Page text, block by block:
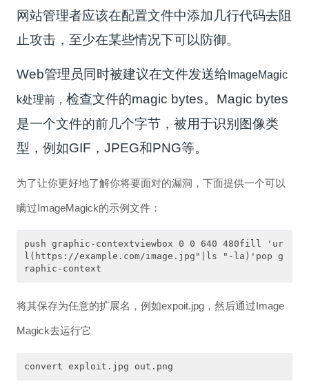
网站管理者应该在配置文件中添加几行代码去阻
止攻击，至少在某些情况下可以防御。
Web管理员同时被建议在文件发送给 ImageMagic
k处理前，检查文件的magic bytes。Magic bytes
是一个文件的前几个字节，被用于识别图像类
型，例如GIF，JPEG和PNG等。
为了让你更好地了解你将要面对的漏洞，下面提供一个可以
瞒过ImageMagick的示例文件：
push graphic-contextviewbox 0 0 640 480fill 'ur
l(https://example.com/image.jpg"|ls "-la)'pop g
raphic-context
将其保存为任意的扩展名，例如expoit.jpg，然后通过Image
Magick去运行它
convert exploit.jpg out.png